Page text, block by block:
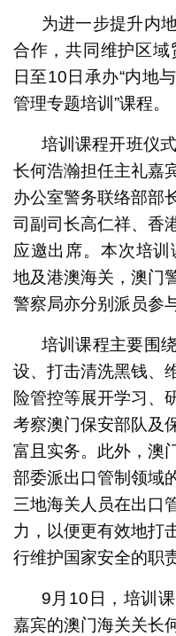
“内地与香港、澳门海关
为进一步提升内
合作，共同维护区
日至10日承办“内地
管理专题培训”课程。
培训课程开班仪
长何浩瀚担任主礼嘉
办公室警务联络部部
司副司长高仁祥、香
应邀出席。本次培
地及港澳海关，澳门
警察局亦分别派员参与
培训课程主要围
设、打击清洗黑钱、
险管控等展开学习、
考察澳门保安部队及
富且实务。此外，澳
部委派出口管制领域
三地海关人员在出口
力，以便更有效地打
行维护国家安全的职责
9月10日，培训
嘉宾的澳门海关关长